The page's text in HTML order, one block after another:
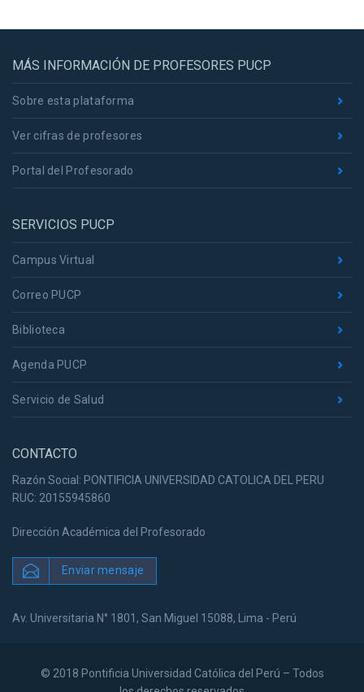
MÁS INFORMACIÓN DE PROFESORES PUCP
Sobre esta plataforma
Ver cifras de profesores
Portal del Profesorado
SERVICIOS PUCP
Campus Virtual
Correo PUCP
Biblioteca
Agenda PUCP
Servicio de Salud
CONTACTO
Razón Social: PONTIFICIA UNIVERSIDAD CATOLICA DEL PERU
RUC: 20155945860
Dirección Académica del Profesorado
Enviar mensaje
Av. Universitaria N° 1801, San Miguel 15088, Lima - Perú
© 2018 Pontificia Universidad Católica del Perú – Todos